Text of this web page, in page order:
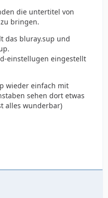
die untertitel von
bringen.
das bluray.sup und
einstellugen eingestellt
wieder einfach mit
sehen dort etwas
alles wunderbar)